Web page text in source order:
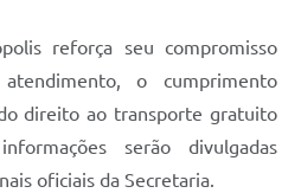
reforça seu compromisso
o cumprimento
direito ao transporte gratuito
serão divulgadas
oficiais da Secretaria.